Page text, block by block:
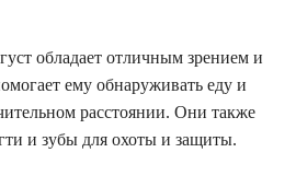
обладает отличным зрением и
ему обнаруживать еду и
расстоянии. Они также
и зубы для охоты и защиты.